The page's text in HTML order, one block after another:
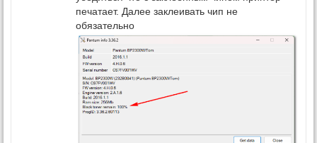
печатает. Далее заклеивать чип не
обязательно